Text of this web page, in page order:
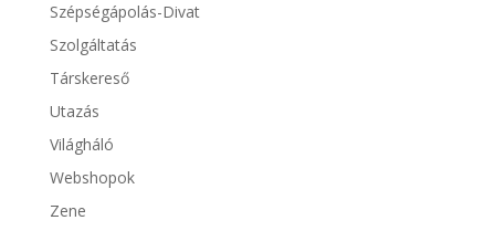
Szépségápolás-Divat
Szolgáltatás
Társkereső
Utazás
Világháló
Webshopok
Zene